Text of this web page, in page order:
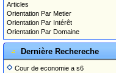
Articles
Orientation Par Metier
Orientation Par Intérêt
Orientation Par Domaine
Dernière Rechereche
Cour de economie a s6